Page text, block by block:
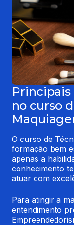
no curso
O curso de
formação bem
apenas a
conhecimento
atuar com
Para atingir a
entendimento